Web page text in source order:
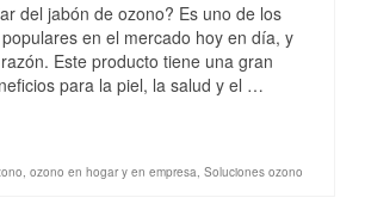
del jabón de ozono? Es uno de los
en el mercado hoy en día, y
Este producto tiene una gran
para la piel, la salud y el …
, ozono en hogar y en empresa, Soluciones ozono